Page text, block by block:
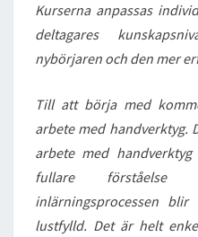
Kurserna anpassas
deltagares
nybörjaren och den mer
Till att börja med
arbete med handverktyg.
arbete med
fullare
inlärningsprocessen
lustfylld. Det är helt